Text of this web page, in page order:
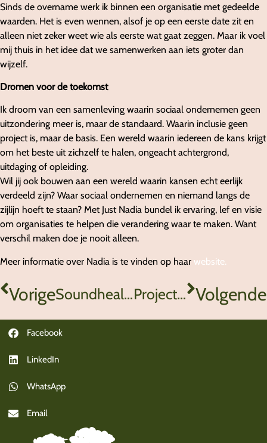
Sinds de overname werk ik binnen een organisatie met gedeelde
waarden. Het is even wennen, alsof je op een eerste date zit en
alleen niet zeker weet wie als eerste wat gaat zeggen. Maar ik voel
mij thuis in het idee dat we samenwerken aan iets groter dan
wijzelf.
Dromen voor de toekomst
Ik droom van een samenleving waarin sociaal ondernemen geen
uitzondering meer is, maar de standaard. Waarin inclusie geen
project is, maar de basis. Een wereld waarin iedereen de kans krijgt
om het beste uit zichzelf te halen, ongeacht achtergrond,
uitdaging of opleiding.
Wil jij ook bouwen aan een wereld waarin kansen echt eerlijk
verdeeld zijn? Waar sociaal ondernemen en niemand langs de
zijlijn hoeft te staan? Met Just Nadia bundel ik ervaring, lef en visie
om organisaties te helpen die verandering waar te maken. Want
verschil maken doe je nooit alleen.
Meer informatie over Nadia is te vinden op haar website.
Vorige Soundhealing voor Yourright Project 2025 Tanzania van start Volgende
Facebook
LinkedIn
WhatsApp
Email